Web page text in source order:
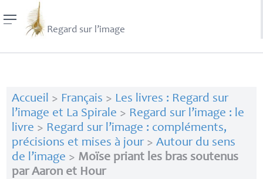
Regard sur l’image
Accueil > Français > Les livres : Regard sur
l’image et La Spirale > Regard sur l’image : le
livre > Regard sur l’image : compléments,
précisions et mises à jour> Autour du sens
de l’image > Moïse priant les bras soutenus
par Aaron et Hour